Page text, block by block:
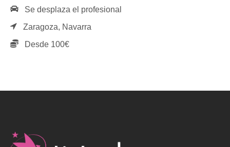
Se desplaza el profesional
Zaragoza, Navarra
Desde 100€